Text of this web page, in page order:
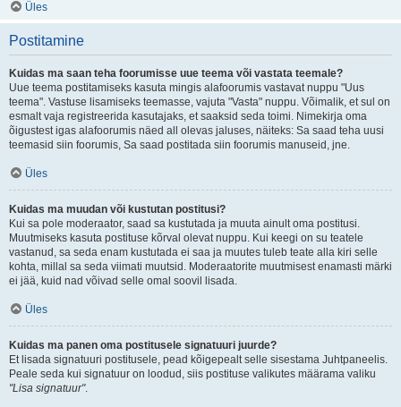
Üles
Postitamine
Kuidas ma saan teha foorumisse uue teema või vastata teemale?
Uue teema postitamiseks kasuta mingis alafoorumis vastavat nuppu "Uus
teema". Vastuse lisamiseks teemasse, vajuta "Vasta" nuppu. Võimalik, et sul on
esmalt vaja registreerida kasutajaks, et saaksid seda toimi. Nimekirja oma
õigustest igas alafoorumis näed all olevas jaluses, näiteks: Sa saad teha uusi
teemasid siin foorumis, Sa saad postitada siin foorumis manuseid, jne.
Üles
Kuidas ma muudan või kustutan postitusi?
Kui sa pole moderaator, saad sa kustutada ja muuta ainult oma postitusi.
Muutmiseks kasuta postituse kõrval olevat nuppu. Kui keegi on su teatele
vastanud, sa seda enam kustutada ei saa ja muutes tuleb teate alla kiri selle
kohta, millal sa seda viimati muutsid. Moderaatorite muutmisest enamasti märki
ei jää, kuid nad võivad selle omal soovil lisada.
Üles
Kuidas ma panen oma postitusele signatuuri juurde?
Et lisada signatuuri postitusele, pead kõigepealt selle sisestama Juhtpaneelis.
Peale seda kui signatuur on loodud, siis postituse valikutes määrama valiku
"Lisa signatuur".